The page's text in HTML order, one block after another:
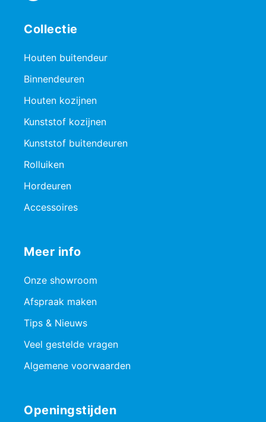
Collectie
Houten buitendeur
Binnendeuren
Houten kozijnen
Kunststof kozijnen
Kunststof buitendeuren
Rolluiken
Hordeuren
Accessoires
Meer info
Onze showroom
Afspraak maken
Tips & Nieuws
Veel gestelde vragen
Algemene voorwaarden
Openingstijden